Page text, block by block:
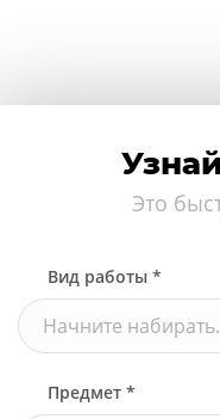
Это
Вид работы *
Начните
Предмет *